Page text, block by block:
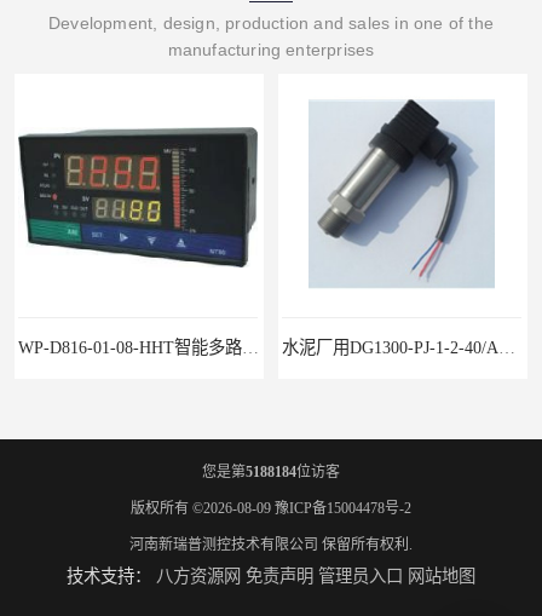
Development, design, production and sales in one of the
manufacturing enterprises
您是第5188184位访客
版权所有 ©2026-08-09 豫ICP备15004478号-2
河南新瑞普测控技术有限公司 保留所有权利.
技术支持： 八方资源网 免责声明 管理员入口 网站地图